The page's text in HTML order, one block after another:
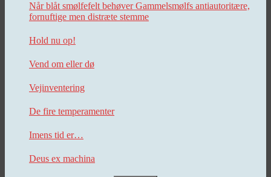
Når blåt smølfefelt behøver Gammelsmølfs antiautoritære,
fornuftige men distræte stemme
Hold nu op!
Vend om eller dø
Vejinventering
De fire temperamenter
Imens tid er…
Deus ex machina